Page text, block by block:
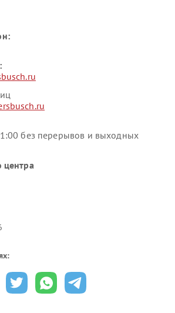
без перерывов и выходных
центра